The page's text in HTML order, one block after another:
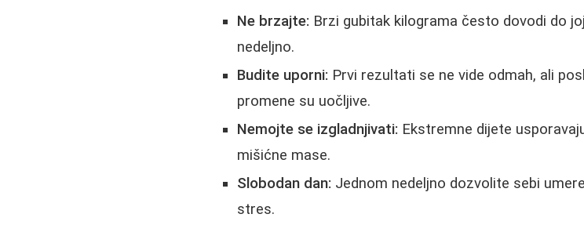
Ne brzajte: Brzi gubitak kilograma često dovodi do
nedeljno.
Budite uporni: Prvi rezultati se ne vide odmah, ali
promene su uočljive.
Nemojte se izgladnjivati: Ekstremne dijete
mišićne mase.
Slobodan dan: Jednom nedeljno dozvolite sebi
stres.